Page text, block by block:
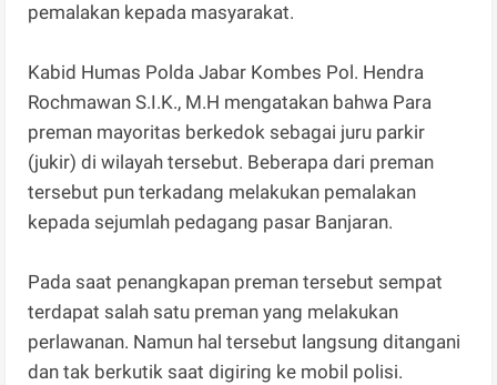
pemalakan kepada masyarakat.
Kabid Humas Polda Jabar Kombes Pol. Hendra
Rochmawan S.I.K., M.H mengatakan bahwa Para
preman mayoritas berkedok sebagai juru parkir
(jukir) di wilayah tersebut. Beberapa dari preman
tersebut pun terkadang melakukan pemalakan
kepada sejumlah pedagang pasar Banjaran.
Pada saat penangkapan preman tersebut sempat
terdapat salah satu preman yang melakukan
perlawanan. Namun hal tersebut langsung ditangani
dan tak berkutik saat digiring ke mobil polisi.